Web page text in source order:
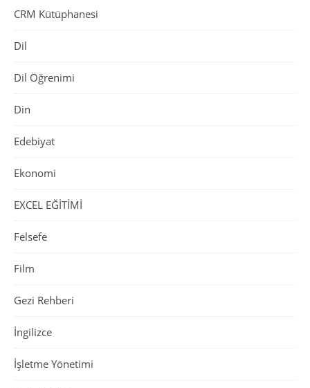
CRM Kütüphanesi
Dil
Dil Öğrenimi
Din
Edebiyat
Ekonomi
EXCEL EĞİTİMİ
Felsefe
Film
Gezi Rehberi
İngilizce
İşletme Yönetimi